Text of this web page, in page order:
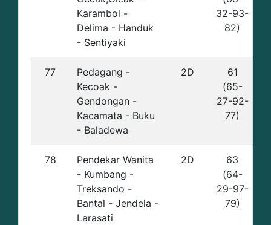
Karambol -
Delima - Handuk
- Sentiyaki
32-93-
82)
77
Pedagang -
Kecoak -
Gendongan -
Kacamata - Buku
- Baladewa
2D
61
(65-
27-92-
77)
78
Pendekar Wanita
- Kumbang -
Treksando -
Bantal - Jendela -
Larasati
2D
63
(64-
29-97-
79)